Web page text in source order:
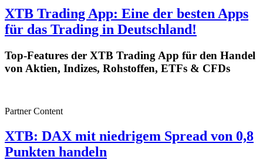
XTB Trading App: Eine der besten Apps
für das Trading in Deutschland!
Top-Features der XTB Trading App für den Handel
von Aktien, Indizes, Rohstoffen, ETFs & CFDs
Partner Content
XTB: DAX mit niedrigem Spread von 0,8
Punkten handeln